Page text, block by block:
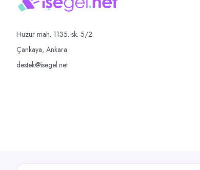
Huzur mah. 1135. sk. 5/2
Çankaya, Ankara
destek@isegel.net